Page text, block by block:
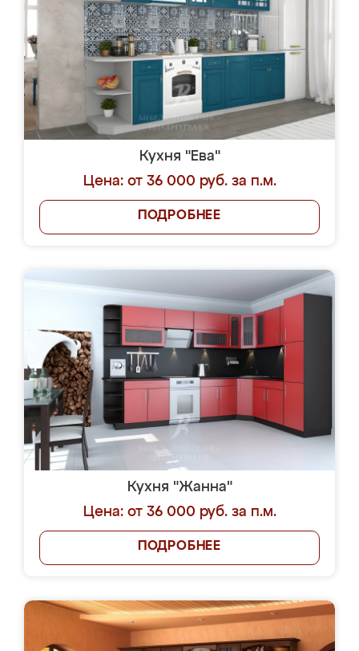
Кухня "Ева"
Цена: от 36 000 руб. за п.м.
ПОДРОБНЕЕ
Кухня "Жанна"
Цена: от 36 000 руб. за п.м.
ПОДРОБНЕЕ